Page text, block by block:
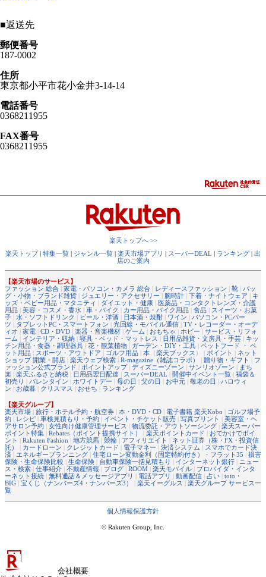
■返送先
郵便番号
187-0002
住所
東京都小平市花小金井3-14-14
電話番号
0368211955
FAX番号
0368211955
楽天トップへ >>
楽天トップ| 特集一覧 | ジャンル一覧 | 楽天市場アプリ | スーパーDEAL | ランキング | 出
店のご案内
【楽天市場のサービス】
ファッション 総合 | 家電・パソコン・カメラ 総合 | レディースファッション | 靴 | バッ
グ・小物・ブランド雑貨 | ジュエリー・アクセサリー | 腕時計 | 下着・ナイトウェア | キ
ッズ・ベビー用品・マタニティ | ダイエット・健康 | 医薬品・コンタクトレンズ・介護
用品 | 美容・コスメ・香水 | 車・バイク | カー用品・バイク用品 | 食品 | スイーツ・お菓
子 | 水・ソフトドリンク | ビール・洋酒 | 日本酒・焼酎 | ワイン | パソコン・PCパー
ツ | タブレットPC・スマートフォン | 光回線・モバイル通信 | TV・レコーダー・オーデ
ィオ | 家電 | CD・DVD | 楽器・音楽機材 | ゲーム | おもちゃ | ホビー | サービス・リフォ
ーム | インテリア・収納 | 寝具・ベッド・マットレス | 日用品雑貨・文房具・手芸 | キッ
チン用品・食器・調理器具 | 花・観葉植物 | ガーデン・DIY・工具 | ペットフード ・ ペ
ット用品 | スポーツ・アウトドア | ゴルフ用品 | 本 （楽天ブックス ） | ポイント | ネット
ショップ 開業・開店 | 楽天ウェブ検索 | R-magazine（雑誌コラボ） | 贈り物・ギフト | フ
ァッション公式ブランド | ポイントアップ| ディズニーゾーン | サンリオゾーン | まち
楽 | 楽天ふるさと納税 | 日用品翌日配達 | スーパーDEAL | 開催中イベント一覧 | 福袋＆
初売り | バレンタイン | ホワイトデー | 母の日 | 父の日 | お中元 | 敬老の日 | ハロウィ
ン | お歳暮 | クリスマス | おせち | ランキング
【楽天グループ】
楽天市場 | 旅行・ホテル予約・航空券 | 本・DVD・CD | 電子書籍 楽天Kobo | ゴルフ場予
約 | レシピ | 車検見積もり・予約 | イベント・チケット販売 | 写真プリント | 美容室・ヘ
アサロン予約 | 女性向け健康管理サービス | 物流委託・アウトソーシング | 楽天スーパー
ポイント特集 | Rebates（ポイント提携サイト） | 楽天ポイントカード | おでかけでポイ
ント | Rakuten Fashion | 地方競馬 | 競輪 | アフィリエイト | ネット証券（株・FX・投資信
託）
| カードローン | クレジットカード | 電子マネー | 決済システム | スマホでカード決
済 | エネルギープランニング | 住宅ローン変動金利（固定特約付き）・フラット35 | 損害
保険・生命保険比較 | 生命保険 | 自動車保険一括見積もり | インターネット銀行 | ニュー
ス・検索 | 仕事紹介 | 不動産情報 | ブログ | ROOM | 楽天モバイル | プロバイダ・インタ
ーネット接続 | 無料通話＆メッセージアプリ | 電話アプリ | 動画配信 | 占い | toto・
BIG | 宝くじ（ナンバーズ4・ナンバーズ3） | 楽天イーグルス | 楽天グループ サービス一
覧
個人情報保護方針
© Rakuten Group, Inc.
会社概要